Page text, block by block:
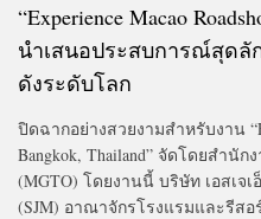
“Experience Macao
นำเสนอประสบการณ์สุด
ดังระดับโลก
ปิดฉากอย่างสวยงามสำหรับงาน
Bangkok, Thailand” จัดโดยสำนั
(MGTO) โดยงานนี้ บริษัท เอสเจเ
(SJM) อาณาจักรโรงแรมและรีส